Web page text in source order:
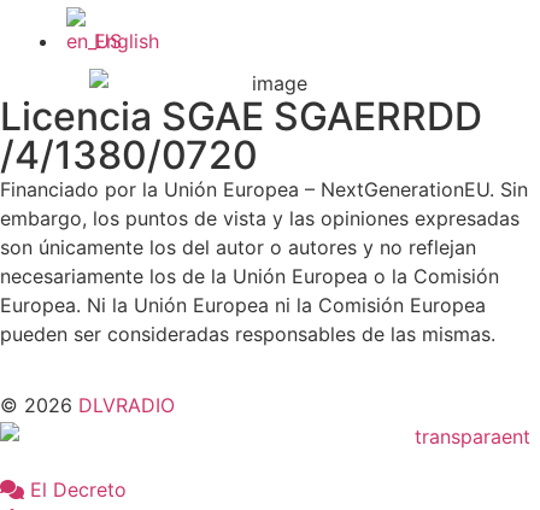
English
Licencia SGAE SGAERRDD
/4/1380/0720
Financiado por la Unión Europea – NextGenerationEU. Sin
embargo, los puntos de vista y las opiniones expresadas
son únicamente los del autor o autores y no reflejan
necesariamente los de la Unión Europea o la Comisión
Europea. Ni la Unión Europea ni la Comisión Europea
pueden ser consideradas responsables de las mismas.
© 2026 DLVRADIO
El Decreto